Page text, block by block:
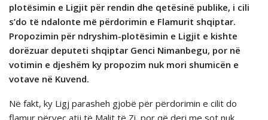
plotёsimin e Ligjit për rendin dhe qetësinë publike, i cili
s’do tё ndalonte mё përdorimin e Flamurit shqiptar.
Propozimin për ndryshim-plotёsimin e Ligjit e kishte
dorëzuar deputeti shqiptar Genci Nimanbegu, por në
votimin e djeshëm ky propozim nuk mori shumicën e
votave në Kuvend.
Në fakt, ky Ligj parasheh gjobë për përdorimin e cilit do
flamur përveç atij të Malit të Zi, por që deri me sot nuk